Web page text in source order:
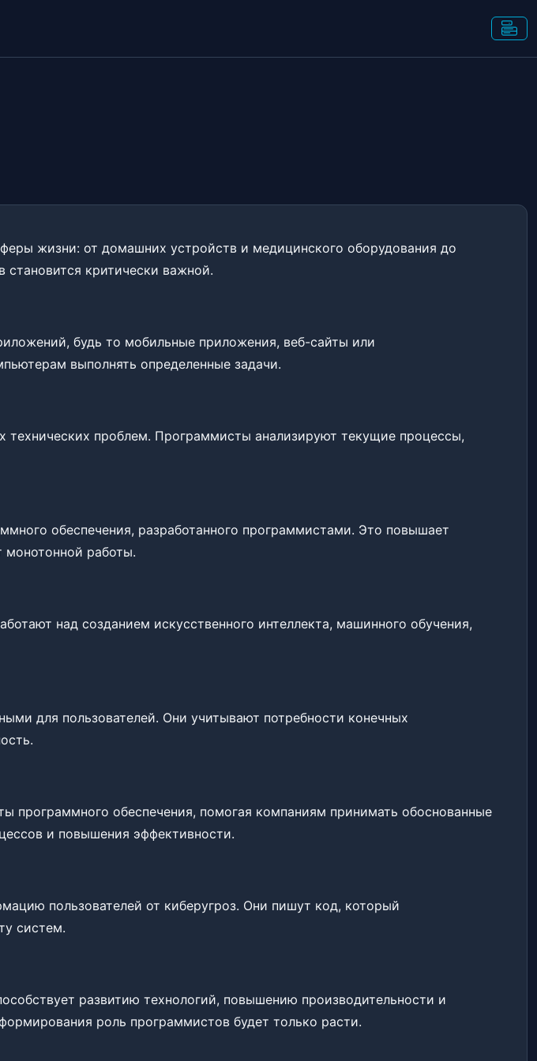
жизни: от домашних устройств и медицинского оборудования до
становится критически важной.
будь то мобильные приложения, веб-сайты или
выполнять определенные задачи.
проблем. Программисты анализируют текущие процессы,
обеспечения, разработанного программистами. Это повышает
монотонной работы.
над созданием искусственного интеллекта, машинного обучения,
для пользователей. Они учитывают потребности конечных
программного обеспечения, помогая компаниям принимать обоснованные
и повышения эффективности.
пользователей от киберугроз. Они пишут код, который
систем.
развитию технологий, повышению производительности и
роль программистов будет только расти.